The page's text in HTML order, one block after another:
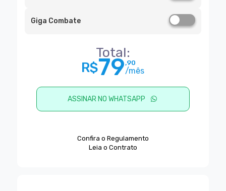
Giga Combate
Total:
R$79,90
/mês
ASSINAR NO WHATSAPP
Confira o Regulamento
Leia o Contrato